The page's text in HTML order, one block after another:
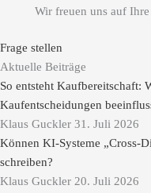
Wir freuen uns auf Ihre
Frage stellen
Aktuelle Beiträge
So entsteht Kaufbereitschaft:
Kaufentscheidungen
Klaus Guckler 31. Juli 2026
Können KI-Systeme „Cross-
schreiben?
Klaus Guckler 20. Juli 2026